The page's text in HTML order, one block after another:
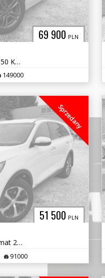
69 900 PLN
BMW 318d F30 LCI Automat 150 KM Lift
149000
51 500 PLN
Sprzedany
KIA Sorento III AWD 4x4 Automat 2.0 + LPG
91000